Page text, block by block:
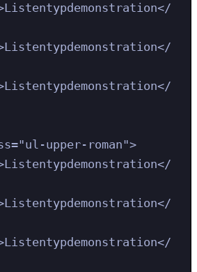
Listentypdemonstration</
Listentypdemonstration</
Listentypdemonstration</
="ul-upper-roman">
Listentypdemonstration</
Listentypdemonstration</
Listentypdemonstration</